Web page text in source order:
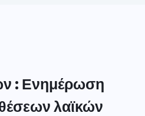
: Ενημέρωση
λαϊκών